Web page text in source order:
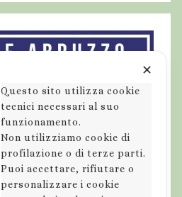
✕
Questo sito utilizza cookie
tecnici necessari al suo
funzionamento.
Non utilizziamo cookie di
profilazione o di terze parti.
Puoi accettare, rifiutare o
personalizzare i cookie